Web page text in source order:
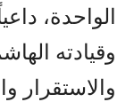
الواحدة،
وقيادته
والاستقرار